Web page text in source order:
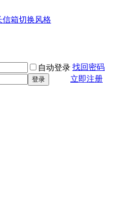
信箱切换风格
自动登录 找回密码
登录
立即注册